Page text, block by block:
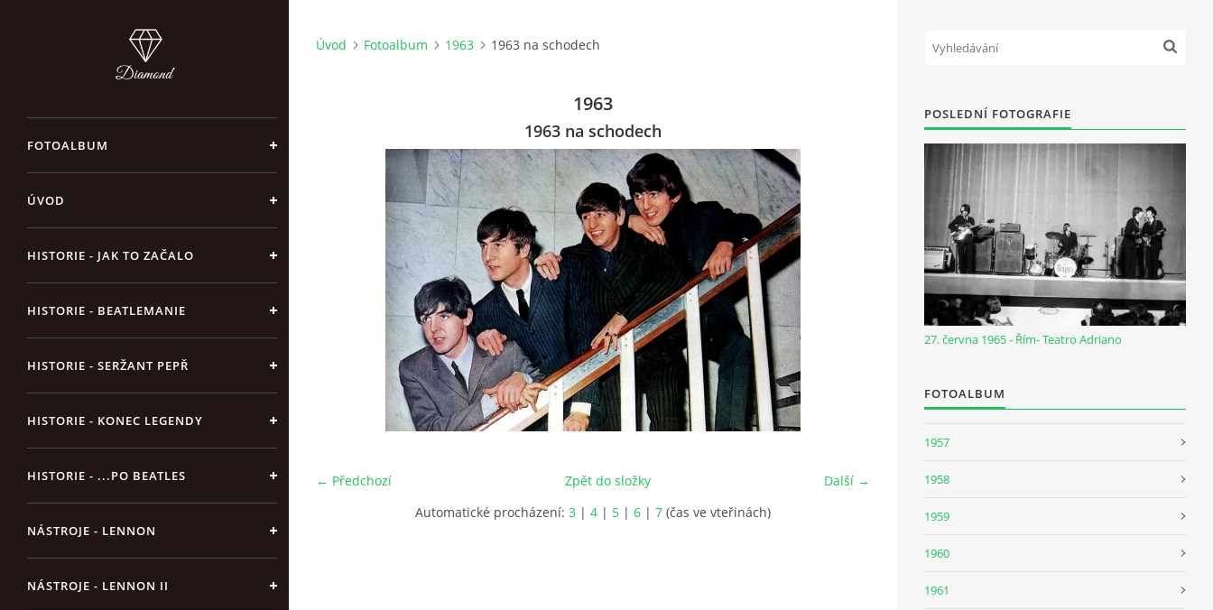
FOTOALBUM
ÚVOD
HISTORIE - JAK TO ZAČALO
HISTORIE - BEATLEMANIE
HISTORIE - SERŽANT PEPŘ
HISTORIE - KONEC LEGENDY
HISTORIE - ...PO BEATLES
NÁSTROJE - LENNON
NÁSTROJE - LENNON II
Úvod Fotoalbum 1963 1963 na schodech
1963
1963 na schodech
← Předchozí Další →
Zpět do složky
Automatické procházení: 3 | 4 | 5 | 6 | 7 (čas ve vteřinách)
POSLEDNÍ FOTOGRAFIE
27. června 1965 - Řím- Teatro Adriano
FOTOALBUM
1957
1958
1959
1960
1961